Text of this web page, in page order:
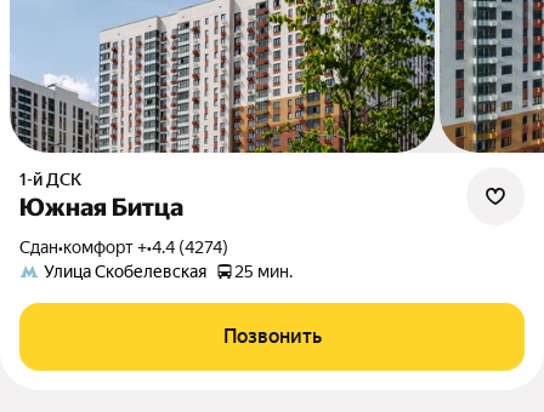
1-й ДСК
Южная Битца
Сдан•комфорт +•4.4 (4274)
Улица Скобелевская
25 мин.
Позвонить